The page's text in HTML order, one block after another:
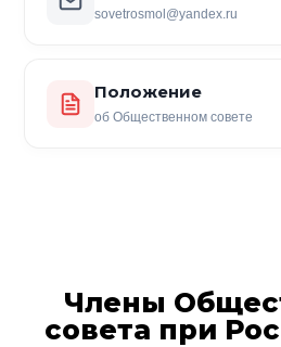
sovetrosmol@yandex.ru
Положение
об Общественном совете
Члены
совета при